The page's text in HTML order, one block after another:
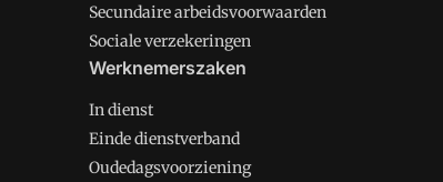
Secundaire arbeidsvoorwaarden
Sociale verzekeringen
Werknemerszaken
In dienst
Einde dienstverband
Oudedagsvoorziening